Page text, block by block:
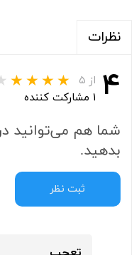
نظرات
۴ از ۵
۱ مشارکت کننده
شما هم می‌توانید در
بدهید.
ثبت نظر